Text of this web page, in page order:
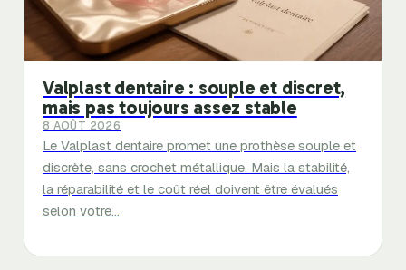
Valplast dentaire : souple et discret,
mais pas toujours assez stable
8 AOÛT 2026
Le Valplast dentaire promet une prothèse souple et
discrète, sans crochet métallique. Mais la stabilité,
la réparabilité et le coût réel doivent être évalués
selon votre…